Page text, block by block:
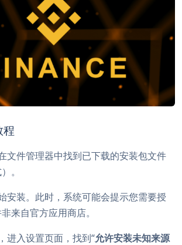
文件管理器中找到已下载的安装包文件
。
安装。此时，系统可能会提示您需要授
来自官方应用商店。
进入设置页面，找到“允许安装未知来源